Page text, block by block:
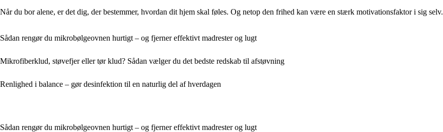
Når du bor alene, er det dig, der bestemmer, hvordan dit hjem skal føles. Og netop den frihed kan være en stærk motivationsfaktor i sig selv.
Sådan rengør du mikrobølgeovnen hurtigt – og fjerner effektivt madrester og lugt
Mikrofiberklud, støvefjer eller tør klud? Sådan vælger du det bedste redskab til afstøvning
Renlighed i balance – gør desinfektion til en naturlig del af hverdagen
Sådan rengør du mikrobølgeovnen hurtigt – og fjerner effektivt madrester og lugt